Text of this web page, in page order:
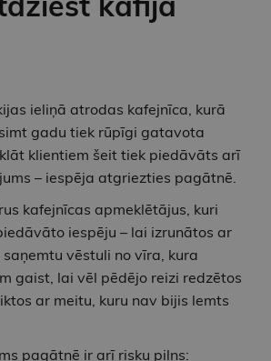
ieliņā atrodas kafejnīca, kurā
gadu tiek rūpīgi gatavota
klientiem šeit tiek piedāvāts arī
– iespēja atgriezties pagātnē.
kafejnīcas apmeklētājus, kuri
iespēju – lai izrunātos ar
vēstuli no vīra, kura
gaist, lai vēl pēdējo reizi redzētos
ar meitu, kuru nav bijis lemts
pagātnē ir arī risku pilns: